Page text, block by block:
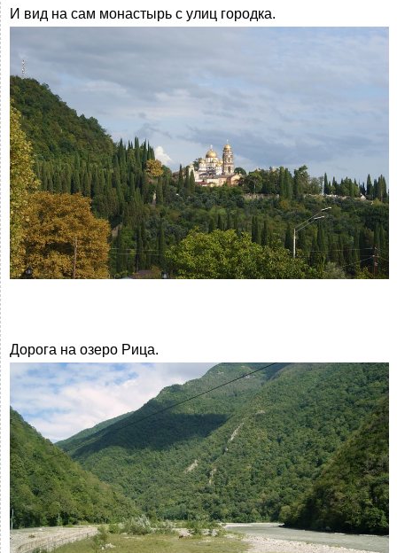
И вид на сам монастырь с улиц городка.
Дорога на озеро Рица.